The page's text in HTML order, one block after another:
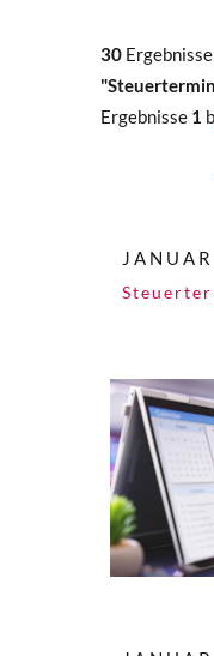
30
Ergebnisse 1